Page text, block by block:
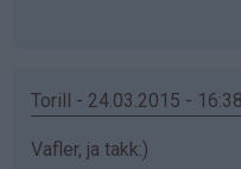
Torill - 24.03.2015 - 16:38
Vafler, ja takk:)